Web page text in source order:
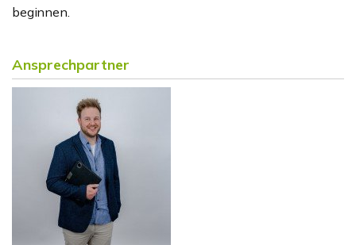
beginnen.
Ansprechpartner